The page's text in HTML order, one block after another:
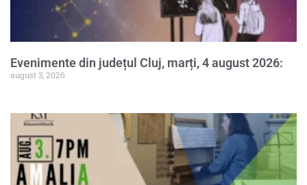
Evenimente din județul Cluj, marți, 4 august 2026:
august 3, 2026